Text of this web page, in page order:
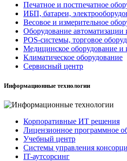
Печатное и постпечатное
ИБП, батареи,
Весовое и измерительное
Оборудование
POS-системы, торговое
Медицинское оборудование и
Климатическое оборудование
Сервисный центр
Информационные технологии
Корпоративные ИТ решения
Лицензионное программное
Учебный центр
Системы управления
IT-аутсорсинг